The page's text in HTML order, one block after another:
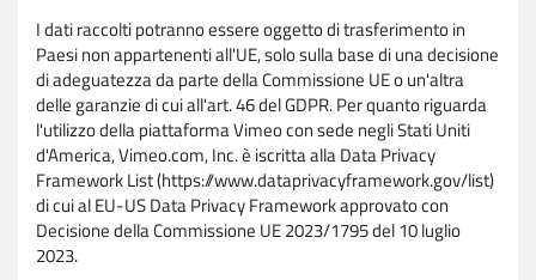
I dati raccolti potranno essere oggetto di trasferimento in
Paesi non appartenenti all'UE, solo sulla base di una decisione
di adeguatezza da parte della Commissione UE o un'altra
delle garanzie di cui all'art. 46 del GDPR. Per quanto riguarda
l'utilizzo della piattaforma Vimeo con sede negli Stati Uniti
d'America, Vimeo.com, Inc. è iscritta alla Data Privacy
Framework List (https://www.dataprivacyframework.gov/list)
di cui al EU-US Data Privacy Framework approvato con
Decisione della Commissione UE 2023/1795 del 10 luglio
2023.